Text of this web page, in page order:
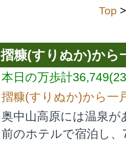
Top
摺糠(すりぬか)から
本日の万歩計
摺糠(すりぬか)から一
奥中山高原には温泉
前のホテルで宿泊し